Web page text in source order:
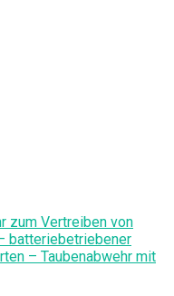
zum Vertreiben von
batteriebetriebener
– Taubenabwehr mit